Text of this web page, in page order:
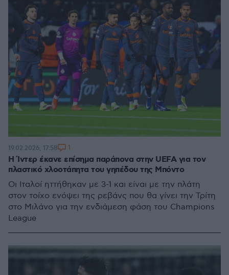
Η Ίντερ έκανε επίσημα παράπονα στην UEFA για τον
πλαστικό χλοοτάπητα του γηπέδου της Μπόντο
Οι Ιταλοί ηττήθηκαν με 3-1 και είναι με την πλάτη
στον τοίχο ενόψει της ρεβάνς που θα γίνει την Τρίτη
στο Μιλάνο για την ενδιάμεση φάση του Champions
League
19.02.2026, 17:58 1